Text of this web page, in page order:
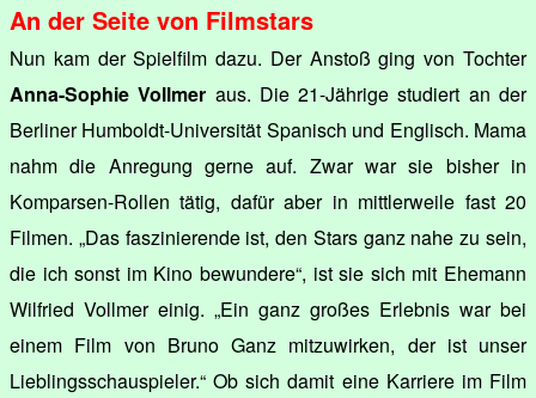
An der Seite von Filmstars
Nun kam der Spielfilm dazu. Der Anstoß ging von Tochter
Anna-Sophie Vollmer aus. Die 21-Jährige studiert an der
Berliner Humboldt-Universität Spanisch und Englisch. Mama
nahm die Anregung gerne auf. Zwar war sie bisher in
Komparsen-Rollen tätig, dafür aber in mittlerweile fast 20
Filmen. „Das faszinierende ist, den Stars ganz nahe zu sein,
die ich sonst im Kino bewundere“, ist sie sich mit Ehemann
Wilfried Vollmer einig. „Ein ganz großes Erlebnis war bei
einem Film von Bruno Ganz mitzuwirken, der ist unser
Lieblingsschauspieler.“ Ob sich damit eine Karriere im Film